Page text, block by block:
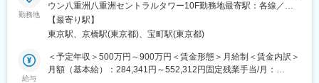
■当ポジションの魅力：
業務では当該部署内だけでなく、社内横断的にコンプライアンス
そのため会社全体をコンプライアンス面から支えている実感が持
て、やりがいを感じる仕事となっております。
◇暗号資産取引所システムや社内システム・ネットワークの堅牢
化
◇機械学習やAIといった新技術を取り入れた検知システムの導
入、ログ分析
◇脅威インテリジェンスの活用やOSINTによる調査活動等の攻め
勤務地
ウン八重洲八重洲セントラルタワー10F勤務地最寄駅：各線／五
反田駅受動喫煙対策：屋内全面禁煙変更の範囲：会社の定める事
業所（リモートワーク含む）
【最寄り駅】
東京駅、京橋駅(東京都)、宝町駅(東京都)
給与
＜予定年収＞500万円～900万円＜賃金形態＞月給制＜賃金内訳＞
月額（基本給）：284,341円～552,312円固定残業手当/月：